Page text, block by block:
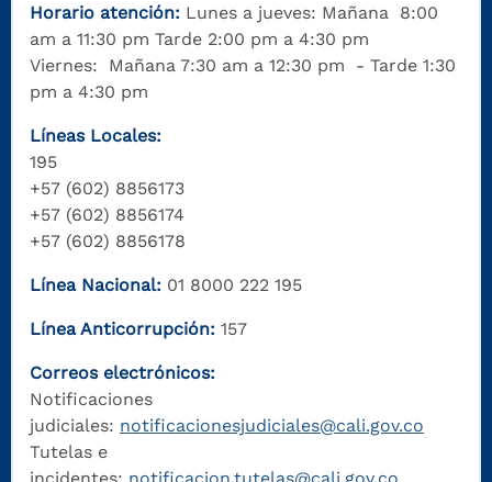
Horario atención: Lunes a jueves: Mañana 8:00
am a 11:30 pm Tarde 2:00 pm a 4:30 pm
Viernes: Mañana 7:30 am a 12:30 pm - Tarde 1:30
pm a 4:30 pm
Líneas Locales:
195
+57 (602) 8856173
+57 (602) 8856174
+57 (602) 8856178
Línea Nacional: 01 8000 222 195
Línea Anticorrupción: 157
Correos electrónicos:
Notificaciones
judiciales: notificacionesjudiciales@cali.gov.co
Tutelas e